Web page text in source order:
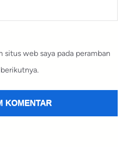
situs web saya pada peramban